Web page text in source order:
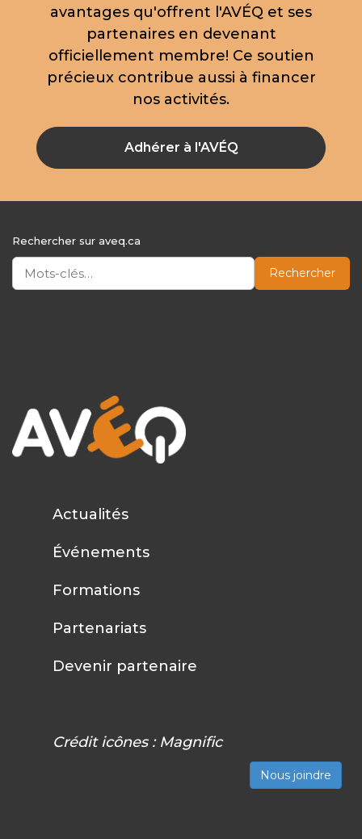
avantages qu'offrent l'AVÉQ et ses
partenaires en devenant
officiellement membre! Ce soutien
précieux contribue aussi à financer
nos activités.
Adhérer à l'AVÉQ
Rechercher sur aveq.ca
Rechercher
Actualités
Événements
Formations
Partenariats
Devenir partenaire
Crédit icônes : Magnific
Nous joindre